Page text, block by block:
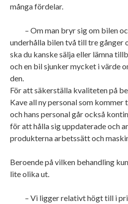
många fördelar.
– Om man bryr sig om bilen
underhålla bilen två till tre gånger
ska du kanske sälja eller lämna
och en bil sjunker mycket i värde
den.
För att säkerställa kvaliteten på
Kave all ny personal som
och hans personal går också
för att hålla sig uppdaterade och
produkterna arbetssätt och
Beroende på vilken behandling
lite olika ut.
– Vi ligger relativt högt till i